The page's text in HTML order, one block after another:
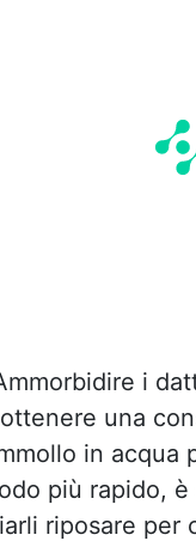
i
una
in acqua
più rapido,
riposare per